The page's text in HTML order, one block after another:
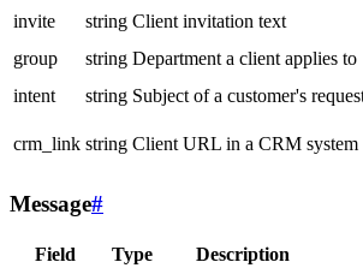
invite
string Client invitation text
group
string Department a client applies to
intent
string Subject of a customer's
crm_link string Client URL in a CRM system
Message#
Field Type Description